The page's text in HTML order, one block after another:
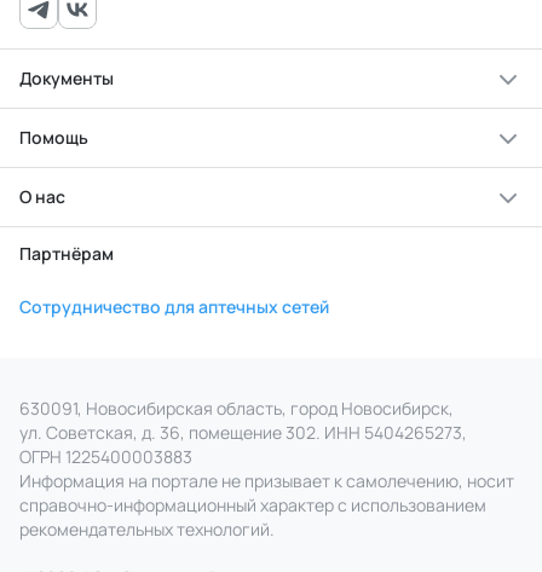
Документы
Помощь
О нас
Партнёрам
Сотрудничество для аптечных сетей
630091, Новосибирская область, город Новосибирск,
ул. Советская, д. 36, помещение 302. ИНН 5404265273,
ОГРН 1225400003883
Информация на портале не призывает к самолечению, носит
справочно‑информационный характер с использованием
рекомендательных технологий.